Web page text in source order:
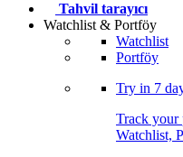
Tahvil tarayıcı
Watchlist & Portföy
Watchlist
Portföy
Try in 7
Track your
Watchlist,